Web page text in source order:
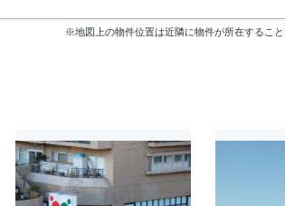
※地図上の物件位置は近隣に物件が所在するこ